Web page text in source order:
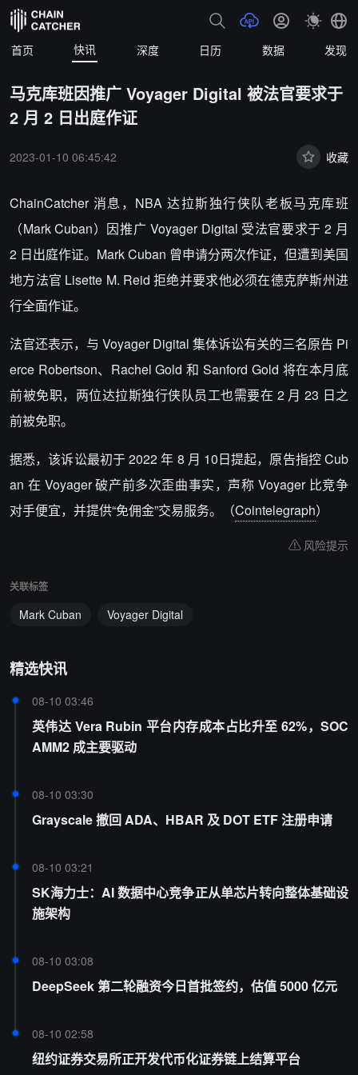
首页 快讯 深度 日历 数据 发现
马克库班因推广 Voyager Digital 被法官要求于
2 月 2 日出庭作证
2023-01-10 06:45:42 收藏
ChainCatcher 消息，NBA 达拉斯独行侠队老板马克库班
（Mark Cuban）因推广 Voyager Digital 受法官要求于 2 月
2 日出庭作证。Mark Cuban 曾申请分两次作证，但遭到美国
地方法官 Lisette M. Reid 拒绝并要求他必须在德克萨斯州进
行全面作证。
法官还表示，与 Voyager Digital 集体诉讼有关的三名原告 Pi
erce Robertson、Rachel Gold 和 Sanford Gold 将在本月底
前被免职，两位达拉斯独行侠队员工也需要在 2 月 23 日之
前被免职。
据悉，该诉讼最初于 2022 年 8 月 10日提起，原告指控 Cub
an 在 Voyager 破产前多次歪曲事实，声称 Voyager 比竞争
对手便宜，并提供“免佣金”交易服务。（Cointelegraph）
风险提示
关联标签
Mark Cuban Voyager Digital
精选快讯
08-10 03:46
英伟达 Vera Rubin 平台内存成本占比升至 62%，SOC
AMM2 成主要驱动
08-10 03:30
Grayscale 撤回 ADA、HBAR 及 DOT ETF 注册申请
08-10 03:21
SK海力士：AI 数据中心竞争正从单芯片转向整体基础设
施架构
08-10 03:08
DeepSeek 第二轮融资今日首批签约，估值 5000 亿元
08-10 02:58
纽约证券交易所正开发代币化证券链上结算平台